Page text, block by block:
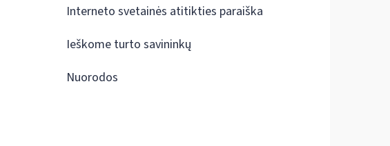
Interneto svetainės atitikties paraiška
Ieškome turto savininkų
Nuorodos